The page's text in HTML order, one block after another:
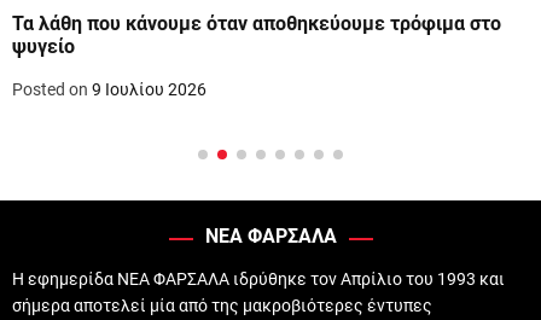
Τα λάθη που κάνουμε όταν αποθηκεύουμε τρόφιμα στο
ψυγείο
Posted on 9 Ιουλίου 2026
ΝΕΑ ΦΑΡΣΑΛΑ
Η εφημερίδα ΝΕΑ ΦΑΡΣΑΛΑ ιδρύθηκε τον Απρίλιο του 1993 και
σήμερα αποτελεί μία από της μακροβιότερες έντυπες